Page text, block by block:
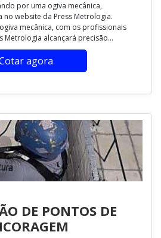
por uma ogiva mecânica,
no website da Press Metrologia.
mecânica, com os profissionais
Metrologia alcançará precisão...
agora
DE PONTOS DE